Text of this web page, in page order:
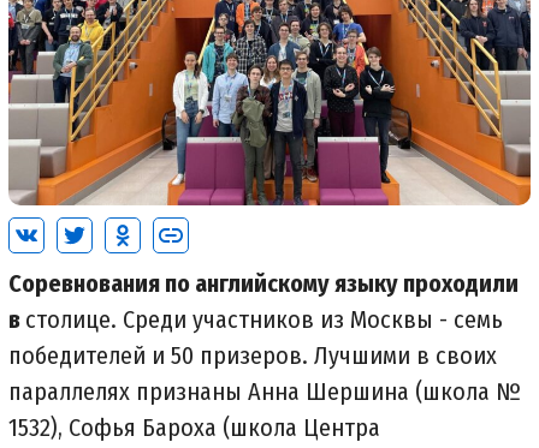
Соревнования по английскому языку проходили
в столице. Среди участников из Москвы - семь
победителей и 50 призеров. Лучшими в своих
параллелях признаны Анна Шершина (школа №
1532), Софья Бароха (школа Центра